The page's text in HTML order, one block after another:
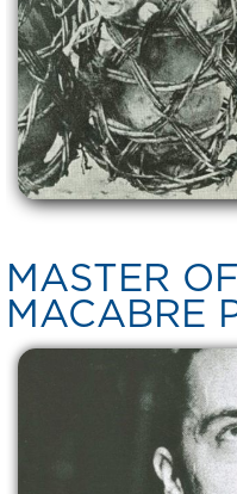
MASTER
MACABRE